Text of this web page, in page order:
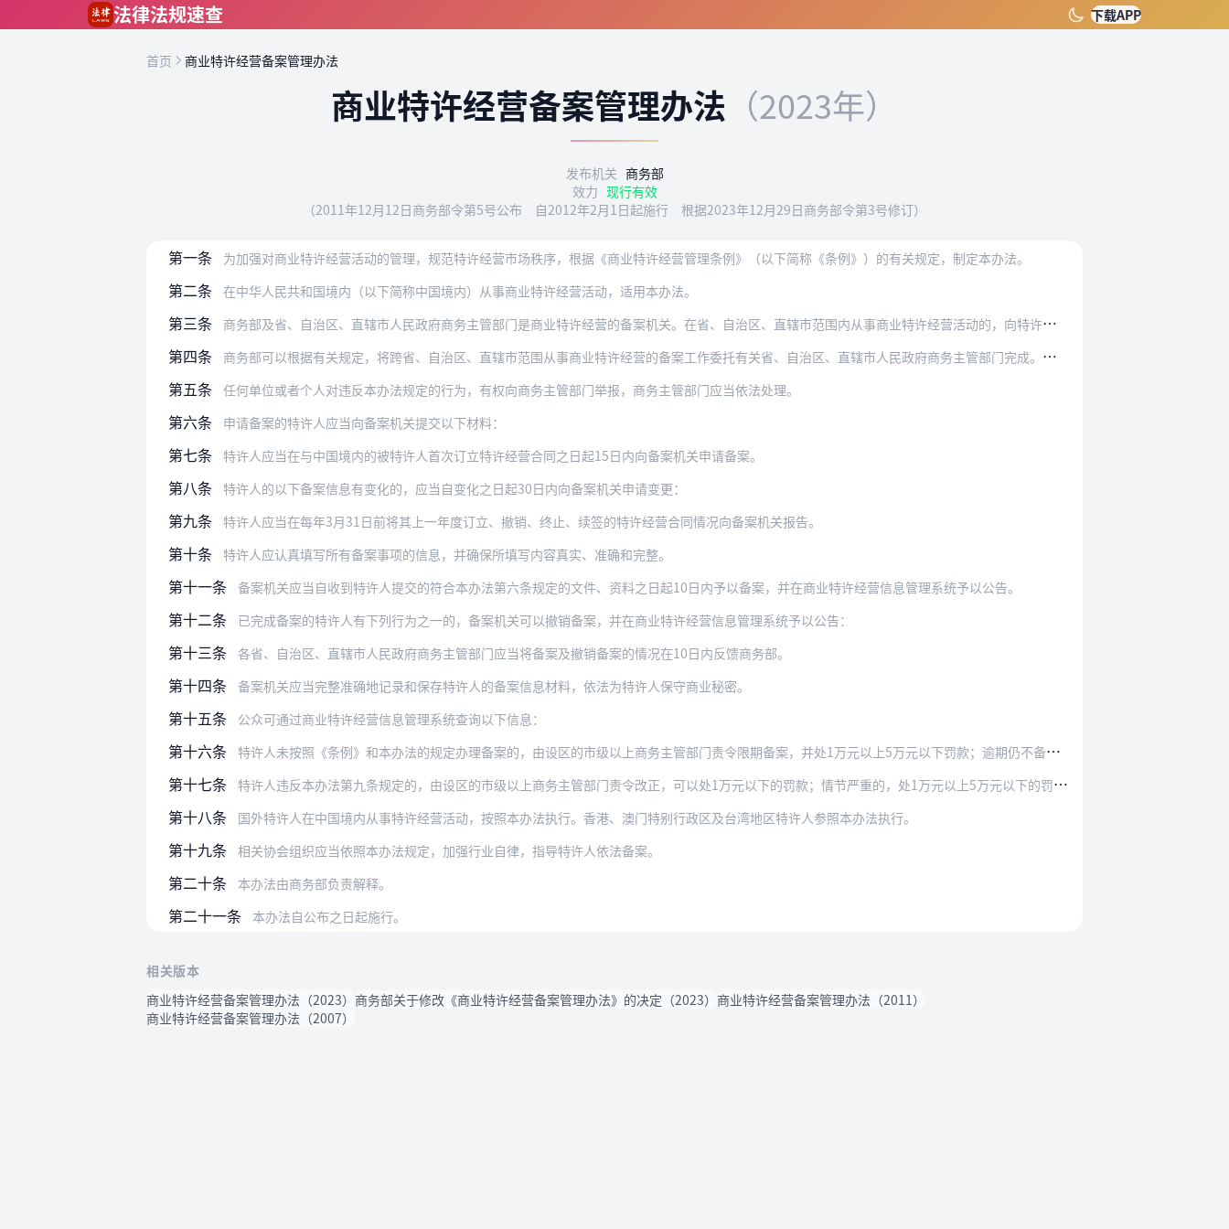
法律法规速查 下载APP
首页 商业特许经营备案管理办法
商业特许经营备案管理办法 （2023年）
发布机关 商务部
效力 现行有效
（2011年12月12日商务部令第5号公布 自2012年2月1日起施行 根据2023年12月29日商务部令第3号修订）
第一条 为加强对商业特许经营活动的管理，规范特许经营市场秩序，根据《商业特许经营管理条例》（以下简称《条例》）的有关规定，制定本办法。
第二条 在中华人民共和国境内（以下简称中国境内）从事商业特许经营活动，适用本办法。
第三条 商务部及省、自治区、直辖市人民政府商务主管部门是商业特许经营的备案机关。在省、自治区、直辖市范围内从事商业特许经营活动的，向特许人所在地省、自治区、直辖市人民政…
第四条 商务部可以根据有关规定，将跨省、自治区、直辖市范围从事商业特许经营的备案工作委托有关省、自治区、直辖市人民政府商务主管部门完成。受委托的省、自治区、直辖市人民政…
第五条 任何单位或者个人对违反本办法规定的行为，有权向商务主管部门举报，商务主管部门应当依法处理。
第六条 申请备案的特许人应当向备案机关提交以下材料：
第七条 特许人应当在与中国境内的被特许人首次订立特许经营合同之日起15日内向备案机关申请备案。
第八条 特许人的以下备案信息有变化的，应当自变化之日起30日内向备案机关申请变更：
第九条 特许人应当在每年3月31日前将其上一年度订立、撤销、终止、续签的特许经营合同情况向备案机关报告。
第十条 特许人应认真填写所有备案事项的信息，并确保所填写内容真实、准确和完整。
第十一条 备案机关应当自收到特许人提交的符合本办法第六条规定的文件、资料之日起10日内予以备案，并在商业特许经营信息管理系统予以公告。
第十二条 已完成备案的特许人有下列行为之一的，备案机关可以撤销备案，并在商业特许经营信息管理系统予以公告：
第十三条 各省、自治区、直辖市人民政府商务主管部门应当将备案及撤销备案的情况在10日内反馈商务部。
第十四条 备案机关应当完整准确地记录和保存特许人的备案信息材料，依法为特许人保守商业秘密。
第十五条 公众可通过商业特许经营信息管理系统查询以下信息：
第十六条 特许人未按照《条例》和本办法的规定办理备案的，由设区的市级以上商务主管部门责令限期备案，并处1万元以上5万元以下罚款；逾期仍不备案的，处5万元以上10万元以下罚…
第十七条 特许人违反本办法第九条规定的，由设区的市级以上商务主管部门责令改正，可以处1万元以下的罚款；情节严重的，处1万元以上5万元以下的罚款，并予以公告。
第十八条 国外特许人在中国境内从事特许经营活动，按照本办法执行。香港、澳门特别行政区及台湾地区特许人参照本办法执行。
第十九条 相关协会组织应当依照本办法规定，加强行业自律，指导特许人依法备案。
第二十条 本办法由商务部负责解释。
第二十一条 本办法自公布之日起施行。
相关版本
商业特许经营备案管理办法（2023） 商务部关于修改《商业特许经营备案管理办法》的决定（2023） 商业特许经营备案管理办法（2011）
商业特许经营备案管理办法（2007）